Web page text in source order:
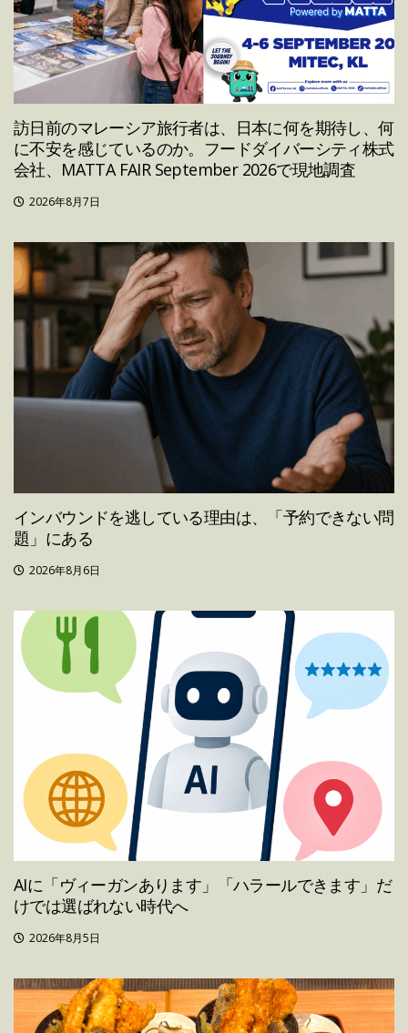
訪日前のマレーシア旅行者は、日本に何を期待し、何
に不安を感じているのか。フードダイバーシティ株式
会社、MATTA FAIR September 2026で現地調査
2026年8月7日
インバウンドを逃している理由は、「予約できない問
題」にある
2026年8月6日
AIに「ヴィーガンあります」「ハラールできます」だ
けでは選ばれない時代へ
2026年8月5日